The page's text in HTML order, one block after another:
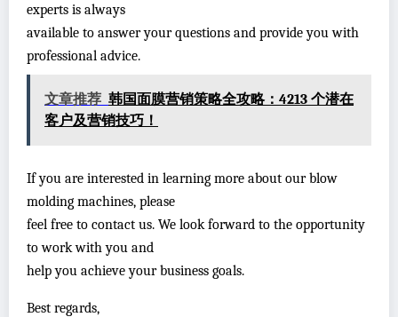
experts is always
available to answer your questions and provide you with
professional advice.
文章推荐 韩国面膜营销策略全攻略：4213 个潜在
客户及营销技巧！
If you are interested in learning more about our blow
molding machines, please
feel free to contact us. We look forward to the opportunity
to work with you and
help you achieve your business goals.
Best regards,